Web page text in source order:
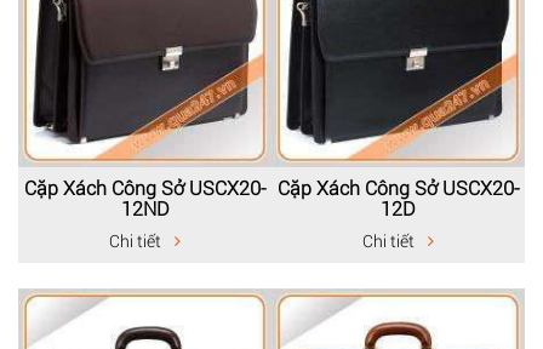
Cặp Xách Công Sở USCX20-
12ND
Chi tiết
Cặp Xách Công Sở USCX20-
12D
Chi tiết